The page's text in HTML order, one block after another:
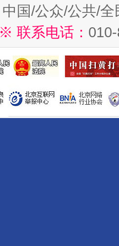
中国/公众/公共/
※ 联系电话：